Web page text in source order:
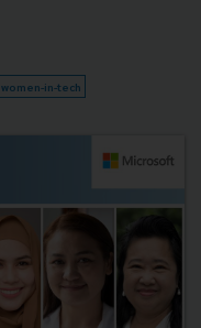
women-in-tech